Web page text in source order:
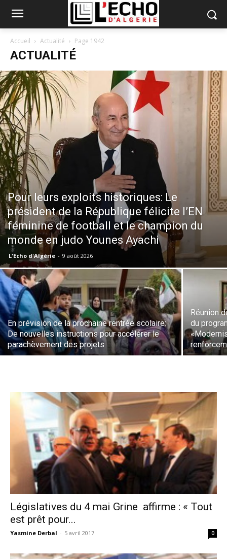
Accueil Actualité Page 1942
ACTUALITÉ
Pour leurs exploits historiques: Le
président de la République félicite l’EN
féminine de football et le champion du
monde en judo Younes Ayachi
L'Echo d'Algérie - 9 août 2026
En prévision de la prochaine rentrée scolaire:
De nouvelles instructions pour accélérer le
parachèvement des projets
Réunion
du
Législatives du 4 mai Grine affirme : « Tout
est prêt pour...
Yasmine Derbal - 5 avril 2017 0